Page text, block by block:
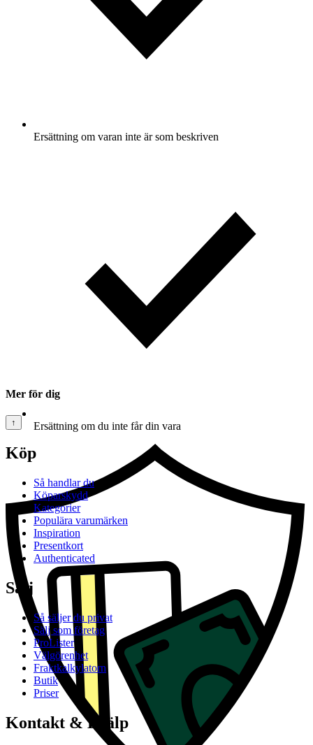
Ersättning om varan inte är som beskriven
Ersättning om du inte får din vara
Mer för dig
↑
Köp
Så handlar du
Köparskydd
Kategorier
Populära varumärken
Inspiration
Presentkort
Authenticated
Sälj
Så säljer du privat
Sälj som företag
ProLister
Välgörenhet
Fraktkalkylatorn
Butik
Priser
Kontakt & Hjälp